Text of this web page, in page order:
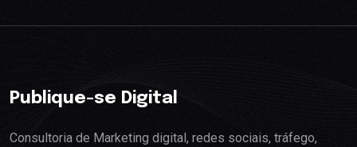
Publique-se Digital
Consultoria de Marketing digital, redes sociais, tráfego,